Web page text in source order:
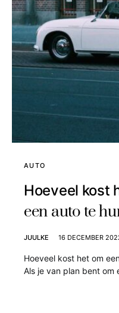
AUTO
Hoeveel kost
een auto te
JUULKE 16 DECEMBER
Hoeveel kost het om
Als je van plan bent om